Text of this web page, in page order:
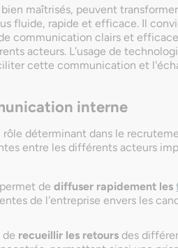
maîtrisés, peuvent
fluide, rapide et efficace. Il
communication clairs et
acteurs. L'usage de
cette communication et
interne
déterminant dans le
entre les différents acteurs
de diffuser rapidement les
de l'entreprise envers les
de recueillir les retours des